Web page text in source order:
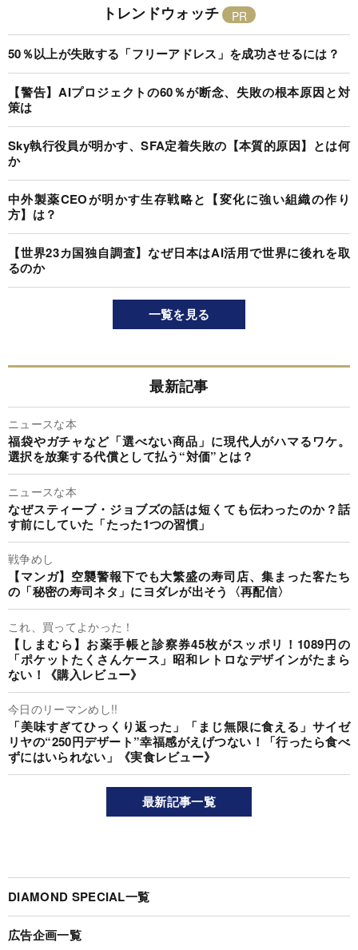
トレンドウォッチ
50％以上が失敗する「フリーアドレス」を成功させるには？
【警告】AIプロジェクトの60％が断念、失敗の根本原因と対
策は
Sky執行役員が明かす、SFA定着失敗の【本質的原因】とは何
か
中外製薬CEOが明かす生存戦略と【変化に強い組織の作り
方】は？
【世界23カ国独自調査】なぜ日本はAI活用で世界に後れを取
るのか
一覧を見る
最新記事
ニュースな本
福袋やガチャなど「選べない商品」に現代人がハマるワケ。
選択を放棄する代償として払う“対価”とは？
ニュースな本
なぜスティーブ・ジョブズの話は短くても伝わったのか？話
す前にしていた「たった1つの習慣」
戦争めし
【マンガ】空襲警報下でも大繁盛の寿司店、集まった客たち
の「秘密の寿司ネタ」にヨダレが出そう〈再配信〉
これ、買ってよかった！
【しまむら】お薬手帳と診察券45枚がスッポリ！1089円の
「ポケットたくさんケース」昭和レトロなデザインがたまら
ない！《購入レビュー》
今日のリーマンめし!!
「美味すぎてひっくり返った」「まじ無限に食える」サイゼ
リヤの“250円デザート”幸福感がえげつない！「行ったら食べ
ずにはいられない」《実食レビュー》
最新記事一覧
DIAMOND SPECIAL一覧
広告企画一覧